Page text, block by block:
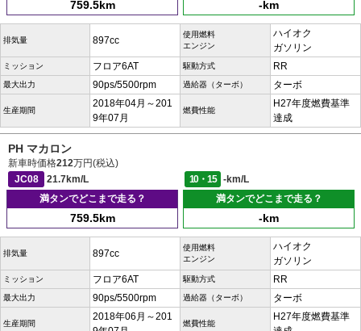
759.5km -km
排気量 897cc
使用燃料
エンジン
ハイオク
ガソリン
ミッション フロア6AT 駆動方式 RR
最大出力 90ps/5500rpm 過給器（ターボ） ターボ
生産期間
2018年04月～201
9年07月
燃費性能
H27年度燃費基準
達成
PH マカロン
新車時価格212万円(税込)
JC08
21.7km/L 10・15
-km/L
満タンでどこまで走る？
759.5km
満タンでどこまで走る？
-km
排気量 897cc
使用燃料
エンジン
ハイオク
ガソリン
ミッション フロア6AT 駆動方式 RR
最大出力 90ps/5500rpm 過給器（ターボ） ターボ
生産期間
2018年06月～201
燃費性能
H27年度燃費基準